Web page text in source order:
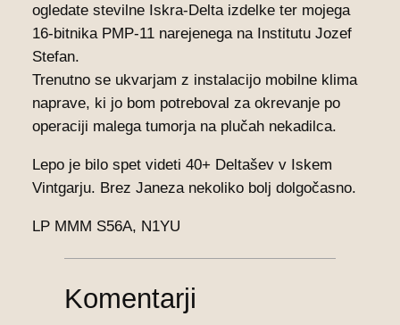
ogledate stevilne Iskra-Delta izdelke ter mojega
16-bitnika PMP-11 narejenega na Institutu Jozef
Stefan.
Trenutno se ukvarjam z instalacijo mobilne klima
naprave, ki jo bom potreboval za okrevanje po
operaciji malega tumorja na plučah nekadilca.
Lepo je bilo spet videti 40+ Deltašev v Iskem
Vintgarju. Brez Janeza nekoliko bolj dolgočasno.
LP MMM S56A, N1YU
Komentarji